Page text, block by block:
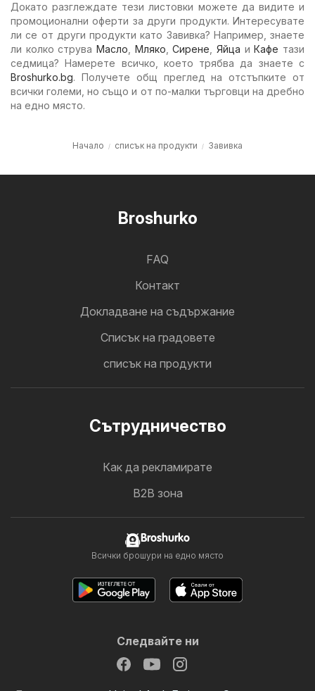
Докато разглеждате тези листовки можете да видите и
промоционални оферти за други продукти. Интересувате
ли се от други продукти като Завивка? Например, знаете
ли колко струва Масло Мляко ,Сирене ,Яйца иКафе тази
седмица? Намерете всичко, което трябва да знаете с
Broshurko.bg. Получете общ преглед на отстъпките от
всички големи, но също и от по-малки търговци на дребно
на едно място.
Начало списък на продукти Завивка
Broshurko
FAQ
Контакт
Докладване на съдържание
Cписък на градовете
списък на продукти
Cътрудничество
Как да рекламирате
B2B зона
Broshurko
Всички брошури на едно място
Следвайте ни